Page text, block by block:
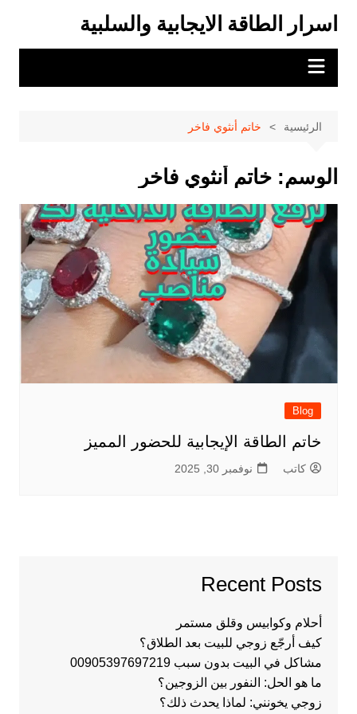
المحتوى
اسرار الطاقة الايجابية والسلبية
الرئيسية خاتم أنثوي فاخر
الوسم: خاتم أنثوي فاخر
Blog
خاتم الطاقة الإيجابية للحضور المميز
كاتب نوفمبر 30, 2025
Recent Posts
أحلام وكوابيس وقلق مستمر
كيف أرجّع زوجي للبيت بعد الطلاق؟
مشاكل في البيت بدون سبب 00905397697219
ما هو الحل: النفور بين الزوجين؟
زوجي يخونني: لماذا يحدث ذلك؟